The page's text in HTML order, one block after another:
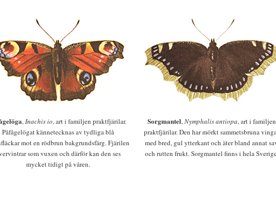
,Inachis io, art i familjen praktfjärilar.
Påfågelögat kännetecknas av tydliga blå
mot en rödbrun bakgrundsfärg. Fjärilen
som vuxen och därför kan den ses
mycket tidigt på våren.
Sorgmantel,Nymphalis antiopa, art i familjen
praktfjärilar. Den har mörkt sammetsbruna
med bred, gul ytterkant och äter bland annat
och rutten frukt. Sorgmantel finns i hela